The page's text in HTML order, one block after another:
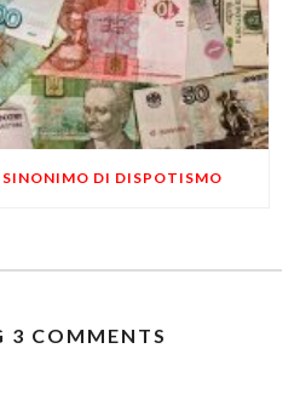
DI DISPOTISMO
3 COMMENTS